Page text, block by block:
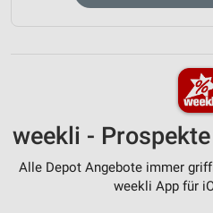
weekli -
Alle Depot Angebote immer
weekli App für